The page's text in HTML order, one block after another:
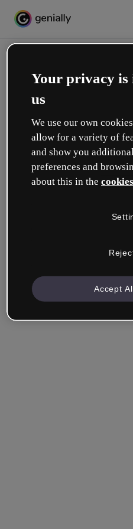
Créez votre
Votre rôle se
Société & Professionnels
un autre domaine.
Your privacy
us
We use our own
allow for a variety of
and show you
preferences and
about this in the
Accept